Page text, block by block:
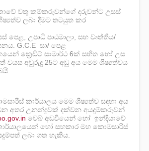
වතු කම්කරුවන්ගේ දරුවන්ට උසස්
යත්ව ලබා දීමට තටයුත කර
පෙළ උපාධි පාඨමාලා සහ වෘත්තීය/
G.C.E සා/ පෙළ
ක්රෙඩිට් සාමාර්ථ 6ක් සහිත හෝ උස
වයස අවුරුදු 25ට අඩු අය මෙම ශිෂ්යත්වය
කාර්යාලය මෙම ශිෂ්යත්ව සඳහා අය
අතර උනන්දුවක් දක්වන අයදුම්කරුවන්
වෙබ් අඩවියෙන් හෝ ඉන්දියාවේ
හෝ සහකාර මහ කොමසාරිස්
ලබා ගත හැකිය